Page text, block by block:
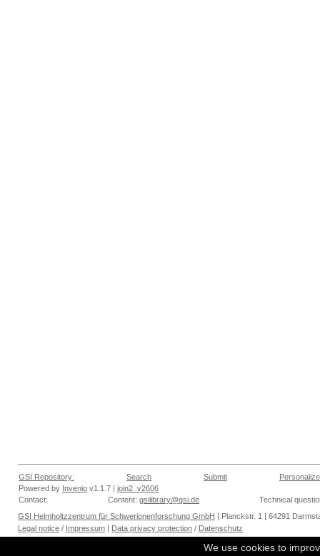
GSI Repository: Search Submit
Personalize
Powered by Invenio v1.1.7 | join2_v2606
Contact:
Content: gsilibrary@gsi.de
Technical
GSI Helmholtzzentrum für Schwerionenforschung GmbH | Planckstr. 1 | 64291
Legal notice / Impressum | Data privacy protection / Datenschutz
We use cookies to